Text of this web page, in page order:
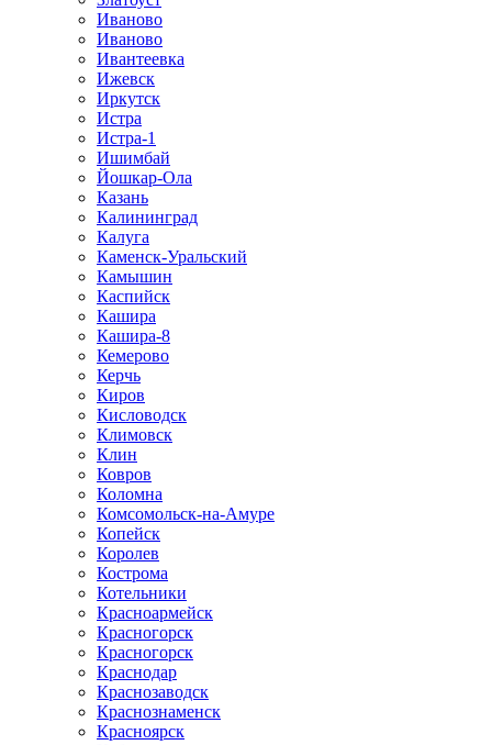
Иваново
Иваново
Ивантеевка
Ижевск
Иркутск
Истра
Истра-1
Ишимбай
Йошкар-Ола
Казань
Калининград
Калуга
Каменск-Уральский
Камышин
Каспийск
Кашира
Кашира-8
Кемерово
Керчь
Киров
Кисловодск
Климовск
Клин
Ковров
Коломна
Комсомольск-на-Амуре
Копейск
Королев
Кострома
Котельники
Красноармейск
Красногорск
Красногорск
Краснодар
Краснозаводск
Краснознаменск
Красноярск